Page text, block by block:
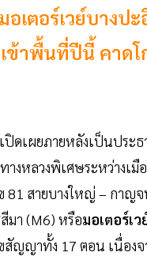
ตอร์เวย์บางปะ
ข้าพื้นที่ปีนี้ คาด
ปิดเผยภายหลังเป็นปร
งหลวงพิเศษระหว่างเ
81 สายบางใหญ่ – กาญ
มา (M6) หรือมอเตอร์เ
สัญญาทั้ง 17 ตอน เนื่อ